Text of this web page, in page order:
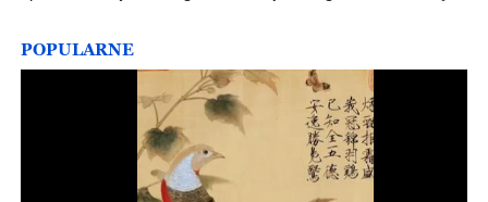
POPULARNE